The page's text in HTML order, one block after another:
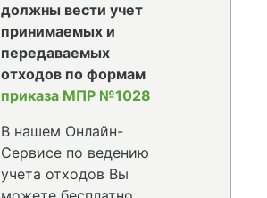
должны вести учет
принимаемых и
передаваемых
отходов по формам
приказа МПР №1028
В нашем Онлайн-
Сервисе по ведению
учета отходов Вы